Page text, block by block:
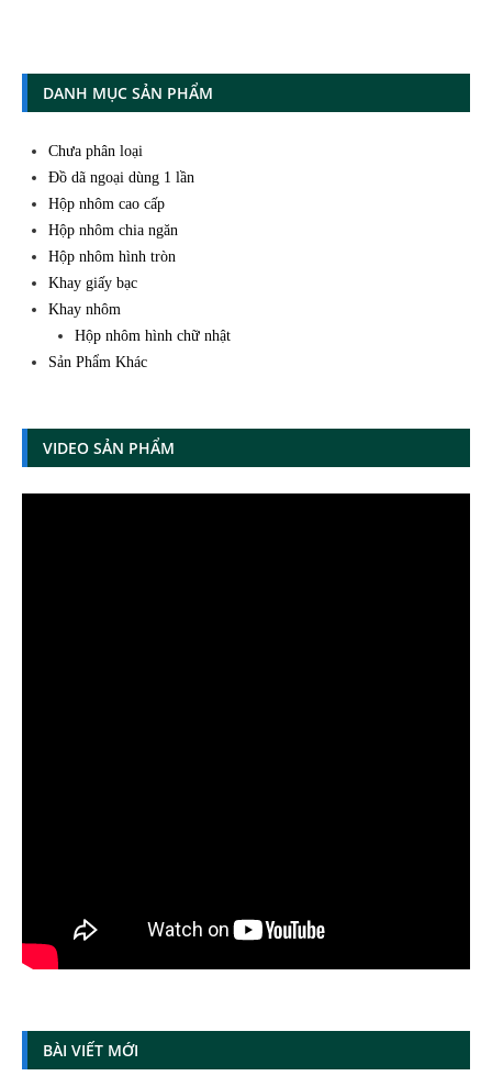
DANH MỤC SẢN PHẨM
Chưa phân loại
Đồ dã ngoại dùng 1 lần
Hộp nhôm cao cấp
Hộp nhôm chia ngăn
Hộp nhôm hình tròn
Khay giấy bạc
Khay nhôm
Hộp nhôm hình chữ nhật
Sản Phẩm Khác
VIDEO SẢN PHẨM
BÀI VIẾT MỚI